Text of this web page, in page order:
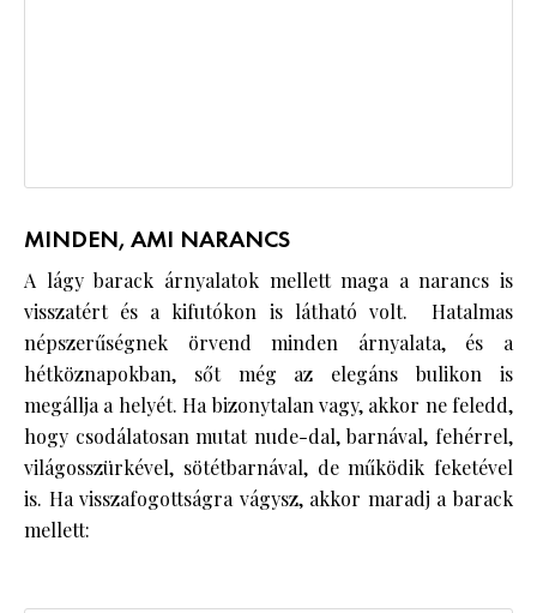
MINDEN, AMI NARANCS
A lágy barack árnyalatok mellett maga a narancs is
visszatért és a kifutókon is látható volt. Hatalmas
népszerűségnek örvend minden árnyalata, és a
hétköznapokban, sőt még az elegáns bulikon is
megállja a helyét. Ha bizonytalan vagy, akkor ne feledd,
hogy csodálatosan mutat nude-dal, barnával, fehérrel,
világosszürkével, sötétbarnával, de működik feketével
is. Ha visszafogottságra vágysz, akkor maradj a barack
mellett: